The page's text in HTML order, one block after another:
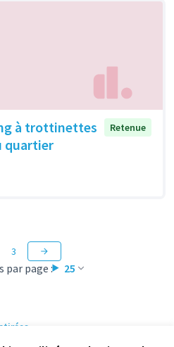
à trottinettes
quartier
Retenue
par page : 25
3